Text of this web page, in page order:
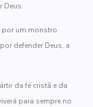
Deus.
por um monstro
defender Deus, a
da fé cristã e da
para sempre no